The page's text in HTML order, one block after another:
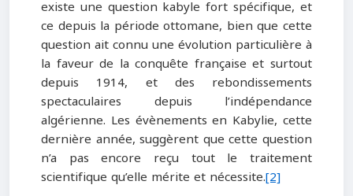
existe une question kabyle fort spécifique, et
ce depuis la période ottomane, bien que cette
question ait connu une évolution particulière à
la faveur de la conquête française et surtout
depuis 1914, et des rebondissements
spectaculaires depuis l’indépendance
algérienne. Les évènements en Kabylie, cette
dernière année, suggèrent que cette question
n’a pas encore reçu tout le traitement
scientifique qu’elle mérite et nécessite.[2]